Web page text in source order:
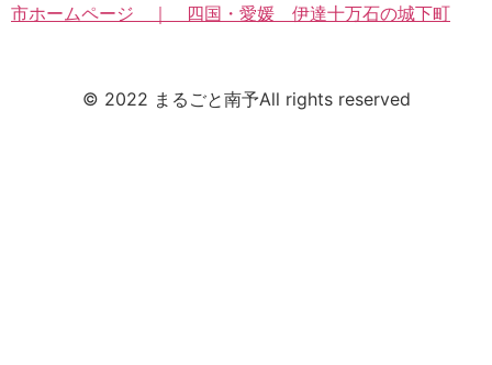
市ホームページ ｜ 四国・愛媛 伊達十万石の城下町
© 2022 まるごと南予All rights reserved